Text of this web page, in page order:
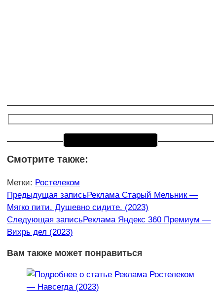
Смотрите также:
Метки: Ростелеком
Еще
статьи
Предыдущая записьРеклама Старый Мельник —
Мягко пити. Душевно сидите. (2023)
Следующая записьРеклама Яндекс 360 Премиум —
Вихрь дел (2023)
Вам также может понравиться